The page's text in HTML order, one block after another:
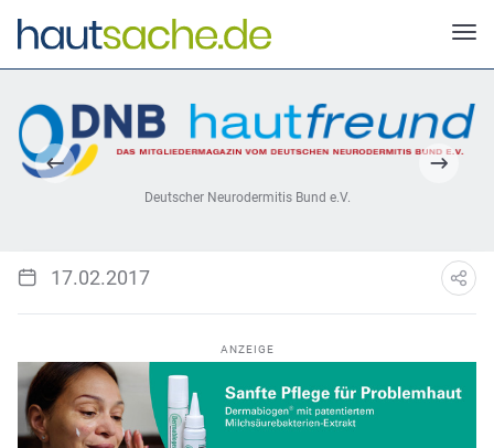
Deutscher Neurodermitis Bund e.V.
17.02.2017
ANZEIGE